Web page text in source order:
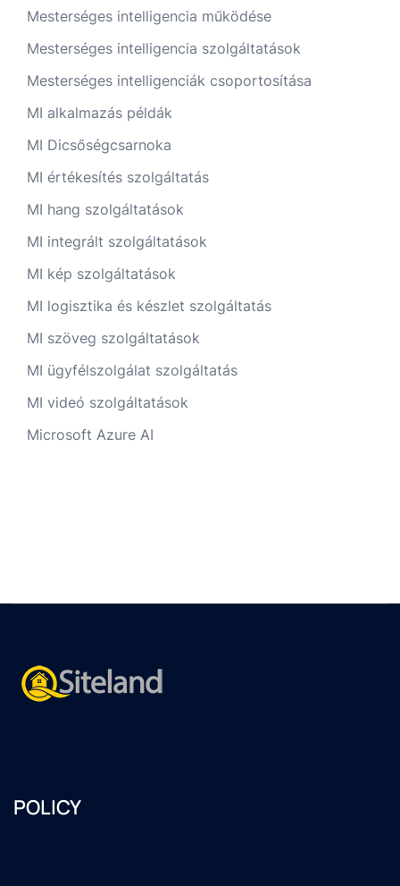
Mesterséges intelligencia működése
Mesterséges intelligencia szolgáltatások
Mesterséges intelligenciák csoportosítása
MI alkalmazás példák
MI Dicsőségcsarnoka
MI értékesítés szolgáltatás
MI hang szolgáltatások
MI integrált szolgáltatások
MI kép szolgáltatások
MI logisztika és készlet szolgáltatás
MI szöveg szolgáltatások
MI ügyfélszolgálat szolgáltatás
MI videó szolgáltatások
Microsoft Azure AI
POLICY